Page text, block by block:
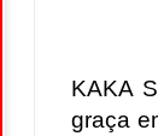
KAKA
graça